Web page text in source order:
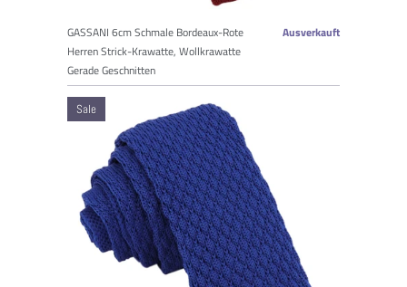
GASSANI 6cm Schmale Bordeaux-Rote
Herren Strick-Krawatte, Wollkrawatte
Gerade Geschnitten
Ausverkauft
Sale